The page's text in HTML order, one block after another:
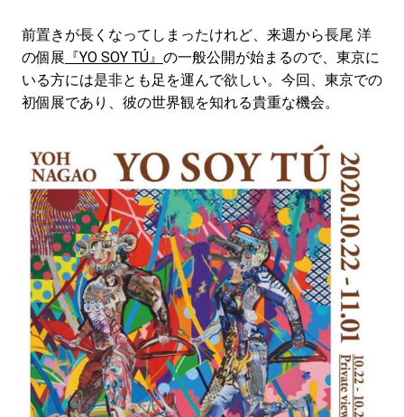
前置きが長くなってしまったけれど、来週から長尾 洋
の個展 『YO SOY TÚ』 の一般公開が始まるので、東京に
いる方には是非とも足を運んで欲しい。今回、東京での
初個展であり、彼の世界観を知れる貴重な機会。